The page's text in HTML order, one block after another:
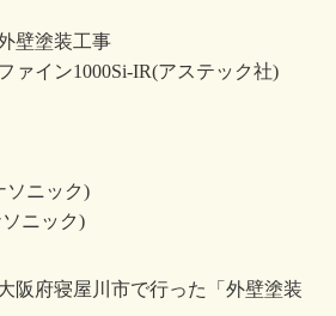
壁塗装工事
ァイン1000Si-IR(アステック社)
ニック)
ニック)
阪府寝屋川市で行った「外壁塗装